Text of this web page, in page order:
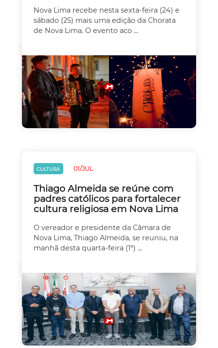
Nova Lima recebe nesta sexta-feira (24) e
sábado (25) mais uma edição da Chorata
de Nova Lima. O evento aco ...
CULTURA 01/JUL
Thiago Almeida se reúne com
padres católicos para fortalecer
cultura religiosa em Nova Lima
O vereador e presidente da Câmara de
Nova Lima, Thiago Almeida, se reuniu, na
manhã desta quarta-feira (1º) ...